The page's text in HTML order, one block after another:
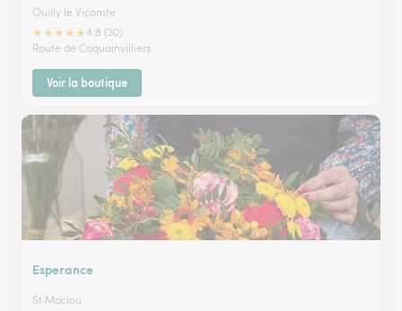
Ouilly le Vicomte
★★★★★4.8 (30)
Route de Coquainvilliers
Voir la boutique
Esperance
St Maclou